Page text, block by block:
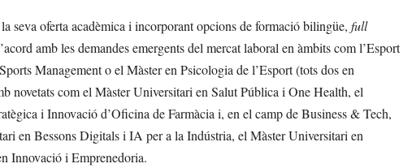
seva oferta acadèmica i incorporant opcions de formació bilingüe, full
amb les demandes emergents del mercat laboral en àmbits com l’Esport
Management o el Màster en Psicologia de l’Esport (tots dos en
novetats com el Màster Universitari en Salut Pública i One Health, el
i Innovació d’Oficina de Farmàcia i, en el camp de Business & Tech,
en Bessons Digitals i IA per a la Indústria, el Màster Universitari en
Innovació i Emprenedoria.